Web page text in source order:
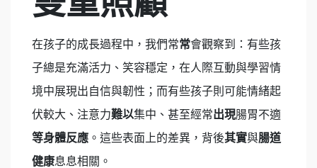
在孩子的成長過程中，我們常常會觀察到：有些孩
子總是充滿活力、笑容穩定，在人際互動與學習情
境中展現出自信與韌性；而有些孩子則可能情緒起
伏較大、注意力難以集中、甚至經常出現腸胃不適
等身體反應 。這些表面上的差異，背後其實與腸道
健康息息相關。